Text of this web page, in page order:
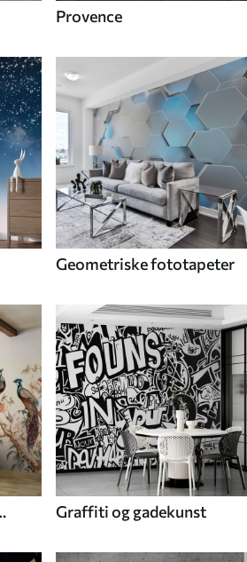
Provence
Geometriske fototapeter
Graffiti og gadekunst